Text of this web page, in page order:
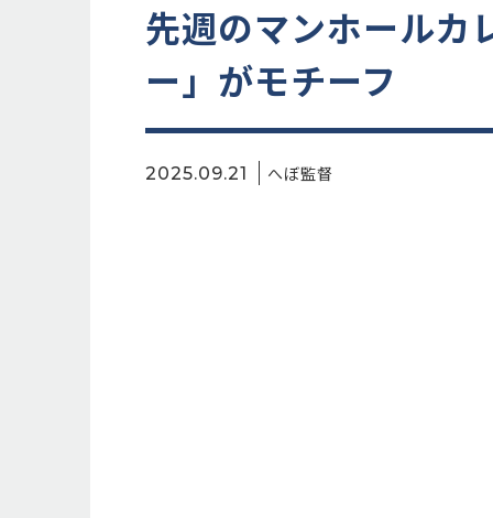
先週のマンホールカ
ー」がモチーフ
2025.09.21 へぼ監督